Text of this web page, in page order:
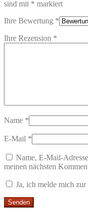
sind mit * markiert
Ihre Bewertung *
Ihre Rezension *
Name *
E-Mail *
Name, E-Mail-
meinen nächsten
Ja, ich melde mich